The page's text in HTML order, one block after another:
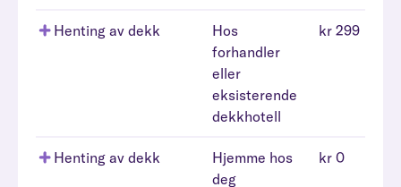
Henting av dekk
Hos
forhandler
eller
eksisterende
dekkhotell
kr 299
Henting av dekk
Hjemme hos
deg
kr 0